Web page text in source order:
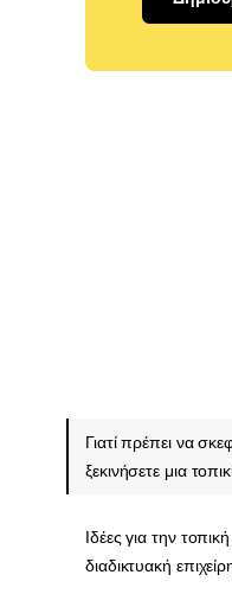
Γιατί πρέπει να
ξεκινήσετε μια
Ιδέες για την
διαδικτυακή